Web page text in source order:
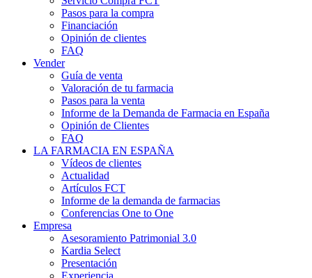
Pasos para la compra
Financiación
Opinión de clientes
FAQ
Vender
Guía de venta
Valoración de tu farmacia
Pasos para la venta
Informe de la Demanda de Farmacia en España
Opinión de Clientes
FAQ
LA FARMACIA EN ESPAÑA
Vídeos de clientes
Actualidad
Artículos FCT
Informe de la demanda de farmacias
Conferencias One to One
Empresa
Asesoramiento Patrimonial 3.0
Kardia Select
Presentación
Experiencia